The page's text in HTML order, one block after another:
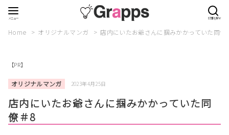
Home オリジナルマンガ 店内にいたお爺さんに掴みかかっていた同僚
【PR】
オリジナルマンガ 2023年4月25日
店内にいたお爺さんに掴みかかっていた同
僚＃8